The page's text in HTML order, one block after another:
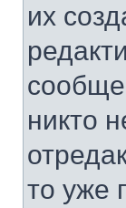
их
никто
то уже